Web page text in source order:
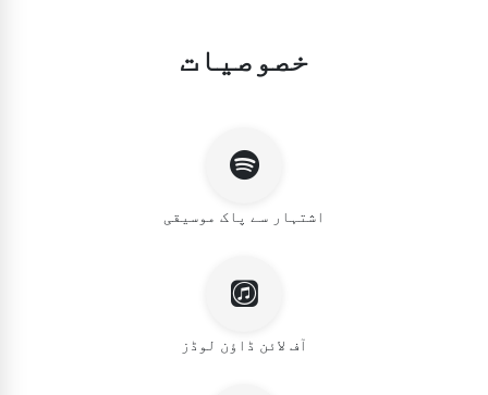
خصوصیات
اشتہار سے پاک موسیقی
آف لائن ڈاؤن لوڈز